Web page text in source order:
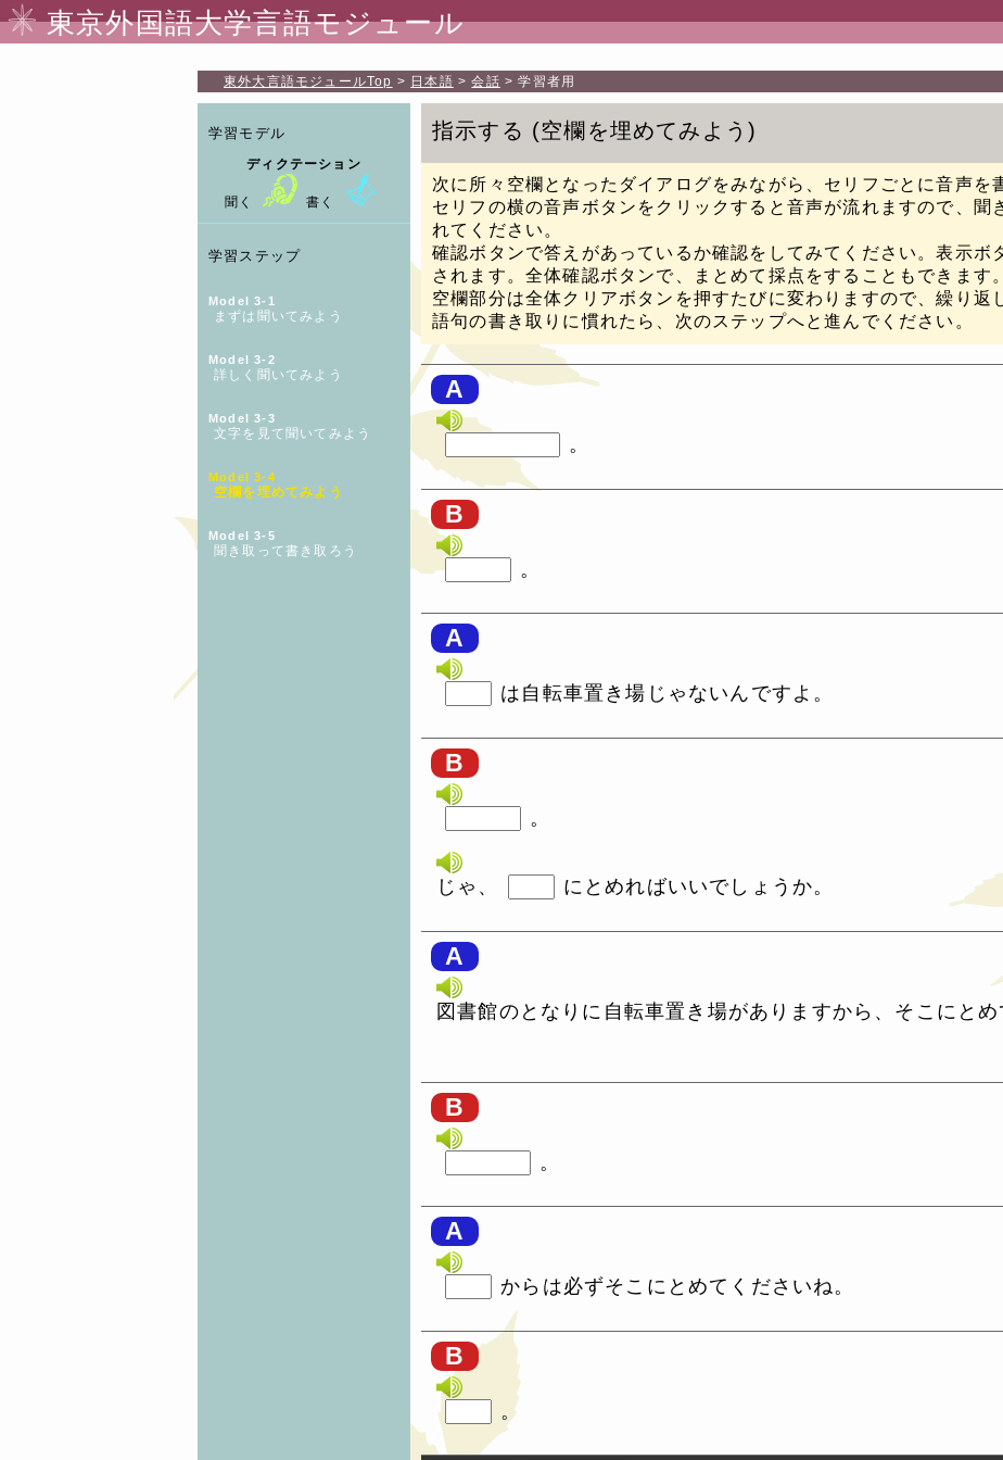
東京外国語大学言語モジュール
東外大言語モジュールTop 日本語 会話 学習者用
学習モデル
ディクテーション
聞く 書く
学習ステップ
Model 3-1
まずは聞いてみよう
Model 3-2
詳しく聞いてみよう
Model 3-3
文字を見て聞いてみよう
Model 3-4
空欄を埋めてみよう
Model 3-5
聞き取って書き取ろう
指示する 空欄を埋めてみよう
次に所々空欄となったダイアログをみながら、セリフごとに音声を
セリフの横の音声ボタンをクリックすると音声が流れますので、聞
れてください。
確認ボタンで答えがあっているか確認をしてみてください。表示ボ
されます。全体確認ボタンで、まとめて採点をすることもできます。
空欄部分は全体クリアボタンを押すたびに変わりますので、繰り返
語句の書き取りに慣れたら、次のステップへと進んでください。
A
。
B
。
A
は自転車置き場じゃないんですよ。
B
。
じゃ、 にとめればいいでしょうか。
A
図書館のとなりに自転車置き場がありますから、そこにとめ
B
。
A
からは必ずそこにとめてくださいね。
B
。